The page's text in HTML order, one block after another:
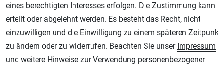
Modellbau-City
Modellbau Shop
Plotter-City
Schneideplotter, Transferpressen, Siebdruck und Plotterfolien
eines berechtigten Interesses erfolgen. Die Zustimmung kann
erteilt oder abgelehnt werden. Es besteht das Recht, nicht
einzuwilligen und die Einwilligung zu einem späteren
zu ändern oder zu widerrufen. Beachten Sie unser Impressum
und weitere Hinweise zur Verwendung personenbezogener